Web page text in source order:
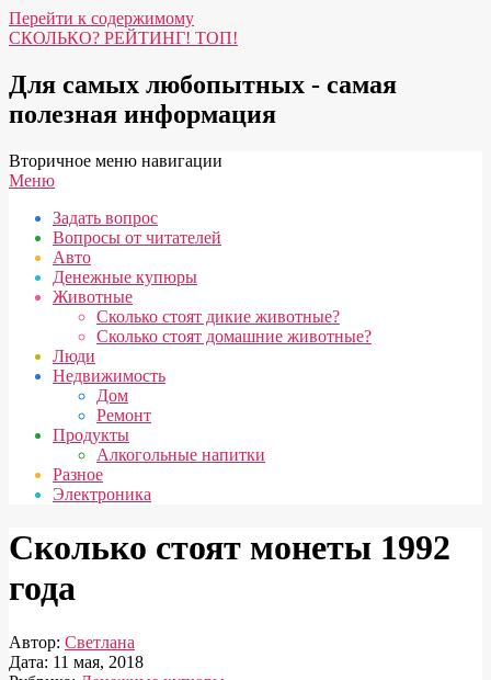
Перейти к содержимому
СКОЛЬКО? РЕЙТИНГ! ТОП!
Для самых любопытных - самая
полезная информация
Вторичное меню навигации
Меню
Задать вопрос
Вопросы от читателей
Авто
Денежные купюры
Животные
Сколько стоят дикие животные?
Сколько стоят домашние животные?
Люди
Недвижимость
Дом
Ремонт
Продукты
Алкогольные напитки
Разное
Электроника
Сколько стоят монеты 1992
года
Автор: Светлана
Дата: 11 мая, 2018